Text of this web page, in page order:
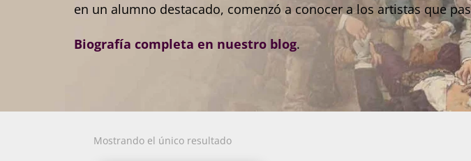
en un alumno destacado, comenzó a conocer a los artistas que
Biografía completa en nuestro blog.
Mostrando el único resultado